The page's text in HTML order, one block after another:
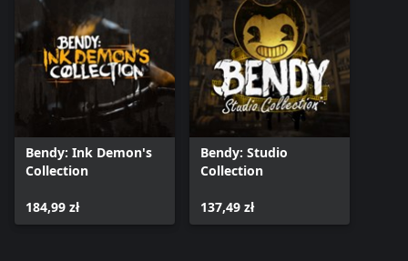
Bendy: Ink Demon's
Collection
184,99 zł
Bendy: Studio
Collection
137,49 zł